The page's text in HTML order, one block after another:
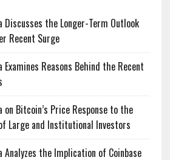
Discusses the Longer-Term Outlook
Recent Surge
Examines Reasons Behind the Recent
on Bitcoin’s Price Response to the
Large and Institutional Investors
Analyzes the Implication of Coinbase